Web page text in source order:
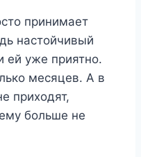
принимает
настойчивый
ей уже приятно.
месяцев. А в
приходят,
больше не